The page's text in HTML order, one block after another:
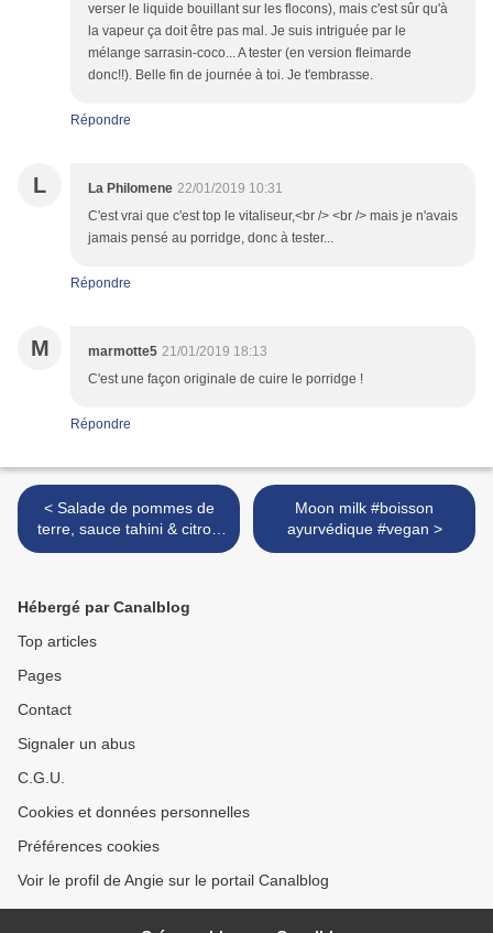
verser le liquide bouillant sur les flocons), mais c'est sûr qu'à
la vapeur ça doit être pas mal. Je suis intriguée par le
mélange sarrasin-coco... A tester (en version fleimarde
donc!!). Belle fin de journée à toi. Je t'embrasse.
Répondre
L La Philomene 22/01/2019 10:31
C'est vrai que c'est top le vitaliseur,<br /> <br /> mais je n'avais
jamais pensé au porridge, donc à tester...
Répondre
M marmotte5 21/01/2019 18:13
C'est une façon originale de cuire le porridge !
Répondre
< Salade de pommes de
terre, sauce tahini & citron
#vegan #glutenfree
Moon milk #boisson
ayurvédique #vegan >
Hébergé par Canalblog
Top articles
Pages
Contact
Signaler un abus
C.G.U.
Cookies et données personnelles
Préférences cookies
Voir le profil de Angie sur le portail Canalblog